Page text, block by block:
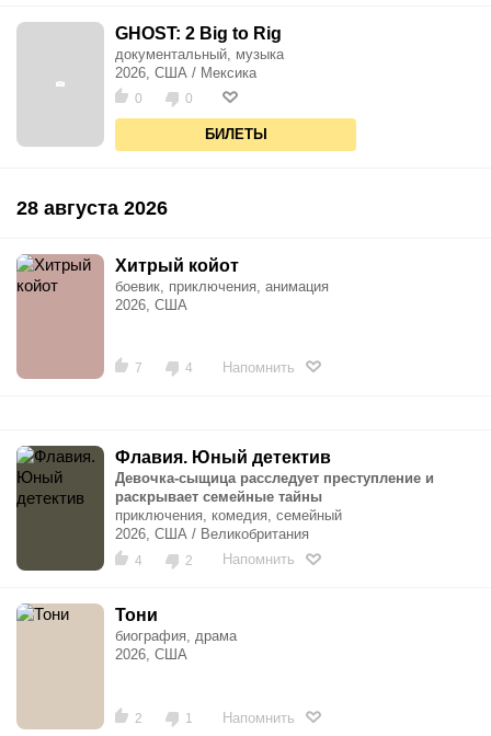
GHOST: 2 Big to Rig
документальный, музыка
2026, США / Мексика
0 0
БИЛЕТЫ
28 августа 2026
Хитрый койот
боевик, приключения, анимация
2026, США
7 4 Напомнить
Флавия. Юный детектив
Девочка-сыщица расследует преступление и
раскрывает семейные тайны
приключения, комедия, семейный
2026, США / Великобритания
4 2 Напомнить
Тони
биография, драма
2026, США
2 1 Напомнить